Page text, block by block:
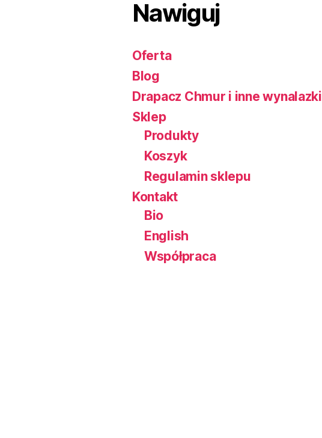
Nawiguj
Oferta
Blog
Drapacz Chmur i inne wynalazki
Sklep
Produkty
Koszyk
Regulamin sklepu
Kontakt
Bio
English
Współpraca